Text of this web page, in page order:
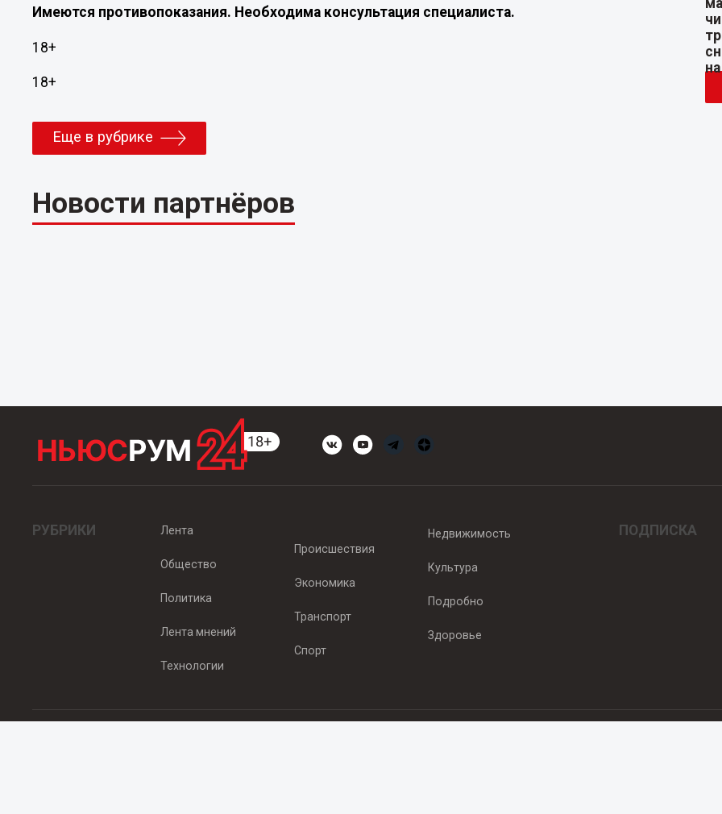
Имеются противопоказания. Необходима консультация специалиста.
18+
18+
Еще в рубрике
Новости партнёров
РУБРИКИ Лента
Общество
Политика
Лента мнений
Технологии
Происшествия
Экономика
Транспорт
Спорт
Недвижимость
Культура
Подробно
Здоровье
ПОДПИСКА